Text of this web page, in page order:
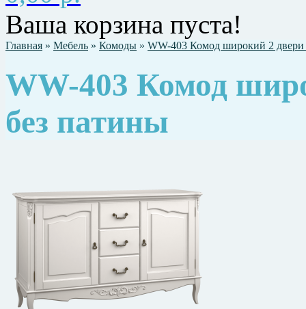
Ваша корзина пуста!
Главная » Мебель » Комоды » WW-403 Комод широкий 2
WW-403 Комод
без патины